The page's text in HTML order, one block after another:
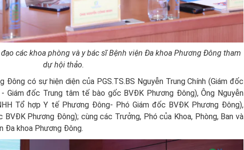
các khoa phòng và y bác sĩ Bệnh viện Đa khoa Phương Đông tham
dự hội thảo.
Đông có sự hiện diện của PGS.TS.BS Nguyễn Trung Chính (Giám đốc
Giám đốc Trung tâm tế bào gốc BVĐK Phương Đông), Ông Nguyễn
Tổ hợp Y tế Phương Đông- Phó Giám đốc BVĐK Phương Đông),
BVĐK Phương Đông); cùng các Trưởng, Phó của Khoa, Phòng, Ban và
Đa khoa Phương Đông.